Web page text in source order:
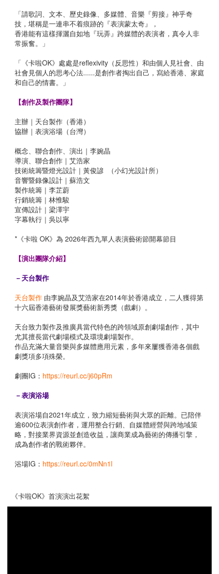
「請歌詞、文本、歷史錄像、多媒體、音樂『剪接』神乎奇
技，堪稱是一連串不着痕跡的『表演蒙太奇』，
香港能有這樣揮灑自如地『玩弄』跨媒體的表演者，真令人非
常振奮。」
「《卡啦OK》處處是reflexivity（反思性）和由個人見社會、由
社會見個人的思考心法......是創作者掏出自己，寫給香港、家庭
和自己的情書。」
【創作及製作團隊】
主辦｜天台製作（香港）
協辦｜表演浴場（台灣）
概念、聯合創作、演出｜李婉晶
導演、聯合創作｜艾浩家
技術統籌暨燈光設計｜黃俊諺 （小幻光設計所）
音響暨錄像設計｜蘇浩文
製作統籌｜李芷蔚
行銷統籌｜林惟駿
宣傳設計｜梁澤宇
字幕執行｜吳以寧
*《卡啦 OK》為 2026年西九單人表演藝術節開幕節目
【演出團隊介紹】
－天台製作
天台製作 由李婉晶及艾浩家在2014年於香港成立，二人獲得第
十六屆香港藝術發展獎藝術新秀獎（戲劇）。
天台致力製作及推廣具當代特色的跨領域原創劇場創作，其中
尤其擅長當代劇場模式及環境劇場製作。
作品充滿大量音樂與多媒體應用元素，多年來屢獲香港各個戲
劇獎項多項殊榮。
劇團IG： https://reurl.cc/j60pRm
－表演浴場
表演浴場自2021年成立，致力縮短藝術與大眾的距離。已陪伴
逾600位表演創作者，運用整合行銷、自媒體經營與跨地域策
略，對接業界資源並創造收益，讓商業成為藝術的傳播引擎，
成為創作者的戰術夥伴。
浴場IG： https://reurl.cc/0mNn1l
《卡啦OK》首演演出花絮